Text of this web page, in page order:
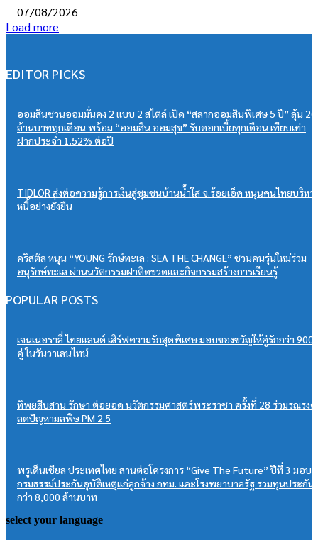
07/08/2026
Load more
EDITOR PICKS
ออมสินชวนออมมั่นคง 2 แบบ 2 สไตล์ เปิด “สลากออมสินพิเศษ 5 ปี” ลุ้น 20
ล้านบาททุกเดือน พร้อม “ออมสิน ออมสุข” รับดอกเบี้ยทุกเดือน เทียบเท่า
ฝากประจำ 1.52% ต่อปี
TIDLOR ส่งต่อความรู้การเงินสู่ชุมชนบ้านน้ำใส จ.ร้อยเอ็ด หนุนคนไทยบริหา
หนี้อย่างยั่งยืน
คริสตัล หนุน “YOUNG รักษ์ทะเล : SEA THE CHANGE” ชวนคนรุ่นใหม่ร่วม
อนุรักษ์ทะเล ผ่านนวัตกรรมฝาติดขวดและกิจกรรมสร้างการเรียนรู้
POPULAR POSTS
เจนเนอราลี่ ไทยแลนด์ เสิร์ฟความรักสุดพิเศษ มอบของขวัญให้คู่รักกว่า 900
คู่ ในวันวาเลนไทน์
ทิพยสืบสาน รักษา ต่อยอด นวัตกรรมศาสตร์พระราชา ครั้งที่ 28 ร่วมรณรงค์
ลดปัญหามลพิษ PM 2.5
พรูเด็นเชียล ประเทศไทย สานต่อโครงการ “Give The Future” ปีที่ 3 มอบ
กรมธรรม์ประกันอุบัติเหตุแก่ลูกจ้าง กทม. และโรงพยาบาลรัฐ รวมทุนประกัน
กว่า 8,000 ล้านบาท
select your language